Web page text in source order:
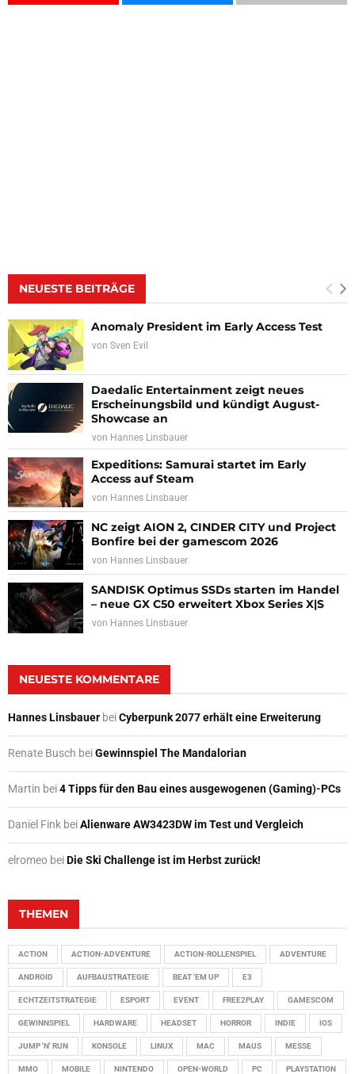
NEUESTE BEITRÄGE
Anomaly President im Early Access Test
von Sven Evil
Daedalic Entertainment zeigt neues
Erscheinungsbild und kündigt August-
Showcase an
von Hannes Linsbauer
Expeditions: Samurai startet im Early
Access auf Steam
von Hannes Linsbauer
NC zeigt AION 2, CINDER CITY und Project
Bonfire bei der gamescom 2026
von Hannes Linsbauer
SANDISK Optimus SSDs starten im Handel
– neue GX C50 erweitert Xbox Series X|S
von Hannes Linsbauer
NEUESTE KOMMENTARE
Hannes Linsbauer beiCyberpunk 2077 erhält eine Erweiterung
Renate Busch beiGewinnspiel The Mandalorian
Martin bei4 Tipps für den Bau eines ausgewogenen (Gaming)-PCs
Daniel Fink beiAlienware AW3423DW im Test und Vergleich
elromeo beiDie Ski Challenge ist im Herbst zurück!
THEMEN
ACTION ACTION-ADVENTURE ACTION-ROLLENSPIEL ADVENTURE
ANDROID AUFBAUSTRATEGIE BEAT 'EM UP E3
ECHTZEITSTRATEGIE ESPORT EVENT FREE2PLAY GAMESCOM
GEWINNSPIEL HARDWARE HEADSET HORROR INDIE IOS
JUMP 'N' RUN KONSOLE LINUX MAC MAUS MESSE
MMO MOBILE NINTENDO OPEN-WORLD PC PLAYSTATION